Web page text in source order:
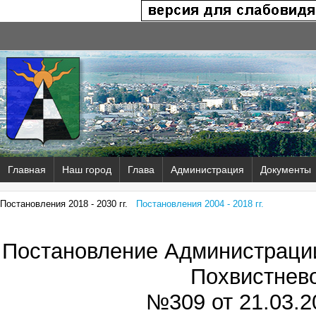
Главная Наш город Глава Администрация Документы
Постановления 2018 - 2030 гг. Постановления 2004 - 2018 гг.
Постановление
№309 от